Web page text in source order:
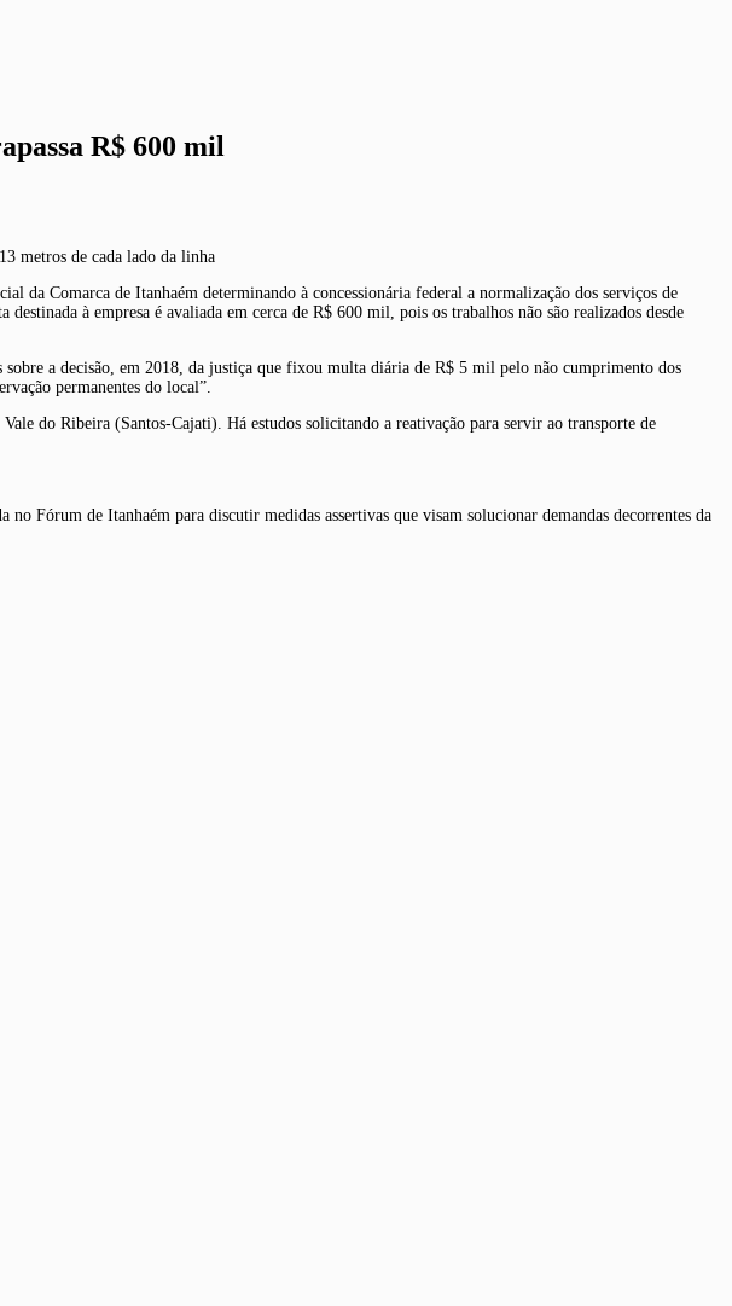
R$ 600 mil
metros de cada lado da linha
da Comarca de Itanhaém determinando à concessionária federal a normalização dos serviços de
à empresa é avaliada em cerca de R$ 600 mil, pois os trabalhos não são realizados desde
sobre a decisão, em 2018, da justiça que fixou multa diária de R$ 5 mil pelo não cumprimento dos
permanentes do local”.
do Ribeira (Santos-Cajati). Há estudos solicitando a reativação para servir ao transporte de
Fórum de Itanhaém para discutir medidas assertivas que visam solucionar demandas decorrentes da